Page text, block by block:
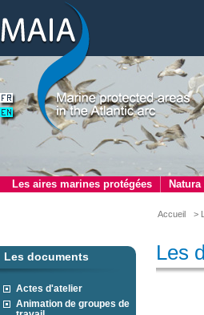
Les aires marines protégées
Accueil >
Les documents
Actes d'atelier
Animation de groupes de
Les